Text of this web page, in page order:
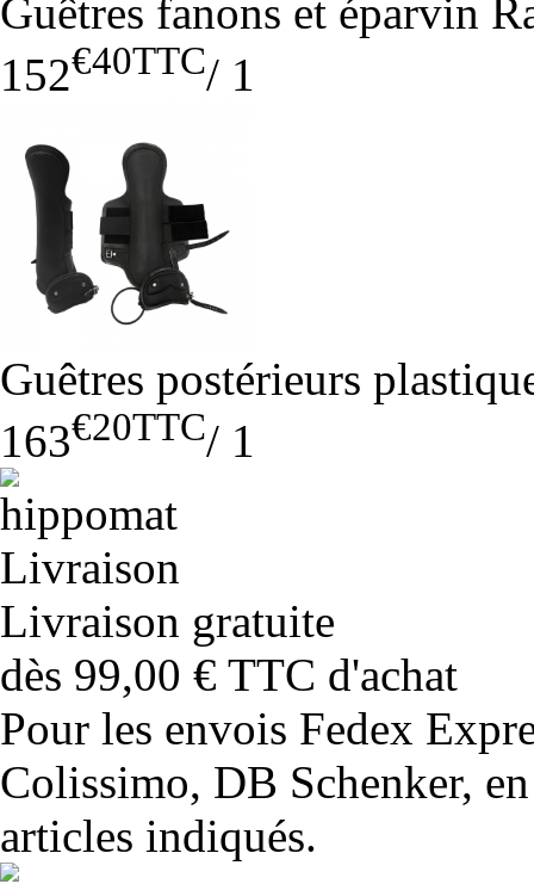
Guêtres fanons et éparvin
152€40TTC/ 1
Guêtres postérieurs
163€20TTC/ 1
Livraison gratuite
dès 99,00 € TTC d'achat
Pour les envois Fedex
Colissimo, DB Schenker,
articles indiqués.